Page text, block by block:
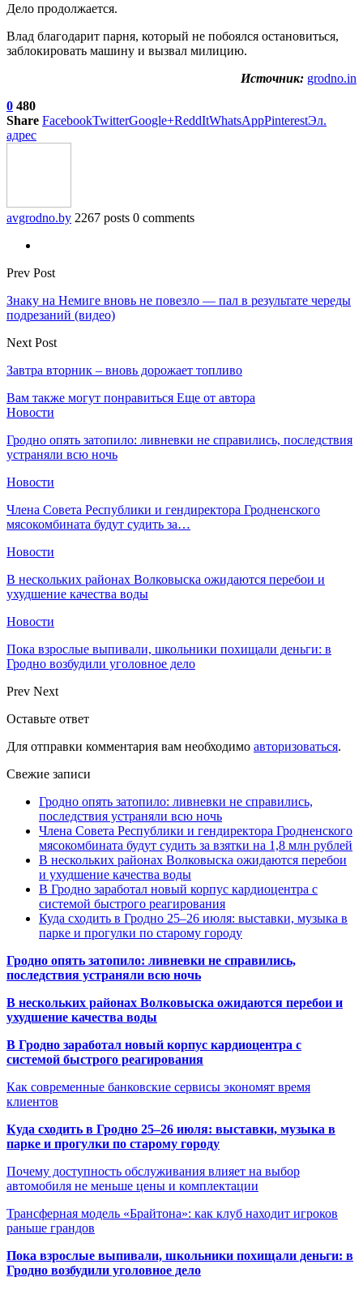
Дело продолжается.
Влад благодарит парня, который не побоялся остановиться,
заблокировать машину и вызвал милицию.
Источник: grodno.in
0 480
Share FacebookTwitterGoogle+ReddItWhatsAppPinterestЭл.
адрес
avgrodno.by 2267 posts 0 comments
Prev Post
Знаку на Немиге вновь не повезло — пал в результате череды
подрезаний (видео)
Next Post
Завтра вторник – вновь дорожает топливо
Вам также могут понравиться Еще от автора
Новости
Гродно опять затопило: ливневки не справились, последствия
устраняли всю ночь
Новости
Члена Совета Республики и гендиректора Гродненского
мясокомбината будут судить за…
Новости
В нескольких районах Волковыска ожидаются перебои и
ухудшение качества воды
Новости
Пока взрослые выпивали, школьники похищали деньги: в
Гродно возбудили уголовное дело
Prev Next
Оставьте ответ
Для отправки комментария вам необходимо авторизоваться.
Свежие записи
Гродно опять затопило: ливневки не справились,
последствия устраняли всю ночь
Члена Совета Республики и гендиректора Гродненского
мясокомбината будут судить за взятки на 1,8 млн рублей
В нескольких районах Волковыска ожидаются перебои
и ухудшение качества воды
В Гродно заработал новый корпус кардиоцентра с
системой быстрого реагирования
Куда сходить в Гродно 25–26 июля: выставки, музыка в
парке и прогулки по старому городу
Гродно опять затопило: ливневки не справились,
последствия устраняли всю ночь
В нескольких районах Волковыска ожидаются перебои и
ухудшение качества воды
В Гродно заработал новый корпус кардиоцентра с
системой быстрого реагирования
Как современные банковские сервисы экономят время
клиентов
Куда сходить в Гродно 25–26 июля: выставки, музыка в
парке и прогулки по старому городу
Почему доступность обслуживания влияет на выбор
автомобиля не меньше цены и комплектации
Трансферная модель «Брайтона»: как клуб находит игроков
раньше грандов
Пока взрослые выпивали, школьники похищали деньги: в
Гродно возбудили уголовное дело